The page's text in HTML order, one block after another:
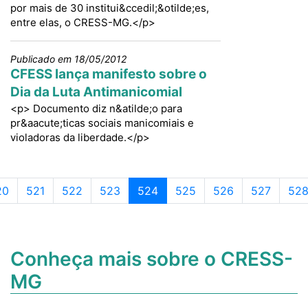
por mais de 30 institui&ccedil;&otilde;es,
entre elas, o CRESS-MG.</p>
Publicado em 18/05/2012
CFESS lança manifesto sobre o
Dia da Luta Antimanicomial
<p> Documento diz n&atilde;o para
pr&aacute;ticas sociais manicomiais e
violadoras da liberdade.</p>
Page navigation
Página
521 Página
522 Página
523 Página atual
524 Página
525 Página
526 Página
527 528
Conheça mais sobre o CRESS-
MG